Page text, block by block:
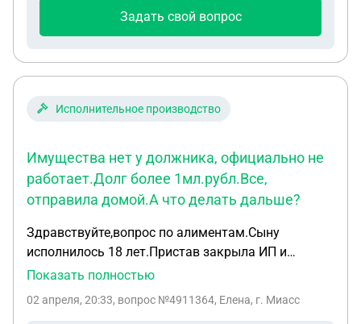
Задать свой вопрос
Исполнительное производство
Имущества нет у должника, официально не
работает.Долг более 1мл.рубл.Все,
отправила домой.А что делать дальше?
Здравствуйте,вопрос по алиментам.Сыну
исполнилось 18 лет.Пристав закрыла ИП и
сказала,что сейчас заведено делопроизводство
делать дальше,она ответила..а что вы сделаете?
Показать полностью
02 апреля, 20:33, вопрос №4911364, Елена, г. Миасс